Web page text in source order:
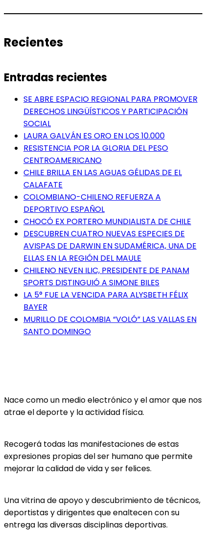
Recientes
Entradas recientes
SE ABRE ESPACIO REGIONAL PARA PROMOVER
DERECHOS LINGÜÍSTICOS Y PARTICIPACIÓN
SOCIAL
LAURA GALVÁN ES ORO EN LOS 10.000
RESISTENCIA POR LA GLORIA DEL PESO
CENTROAMERICANO
CHILE BRILLA EN LAS AGUAS GÉLIDAS DE EL
CALAFATE
COLOMBIANO-CHILENO REFUERZA A
DEPORTIVO ESPAÑOL
CHOCÓ EX PORTERO MUNDIALISTA DE CHILE
DESCUBREN CUATRO NUEVAS ESPECIES DE
AVISPAS DE DARWIN EN SUDAMÉRICA, UNA DE
ELLAS EN LA REGIÓN DEL MAULE
CHILENO NEVEN ILIC, PRESIDENTE DE PANAM
SPORTS DISTINGUIÓ A SIMONE BILES
LA 5° FUE LA VENCIDA PARA ALYSBETH FÉLIX
BAYER
MURILLO DE COLOMBIA “VOLÓ” LAS VALLAS EN
SANTO DOMINGO
Nace como un medio electrónico y el amor que nos
atrae el deporte y la actividad física.
Recogerá todas las manifestaciones de estas
expresiones propias del ser humano que permite
mejorar la calidad de vida y ser felices.
Una vitrina de apoyo y descubrimiento de técnicos,
deportistas y dirigentes que enaltecen con su
entrega las diversas disciplinas deportivas.